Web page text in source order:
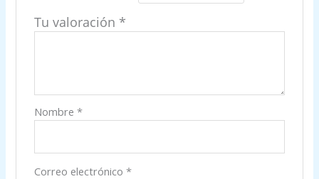
Tu valoración *
Nombre *
Correo electrónico *